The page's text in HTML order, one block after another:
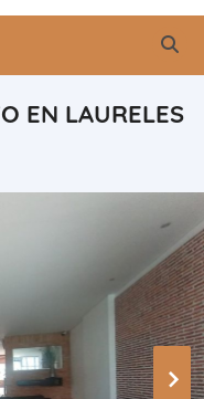
EN LAURELES